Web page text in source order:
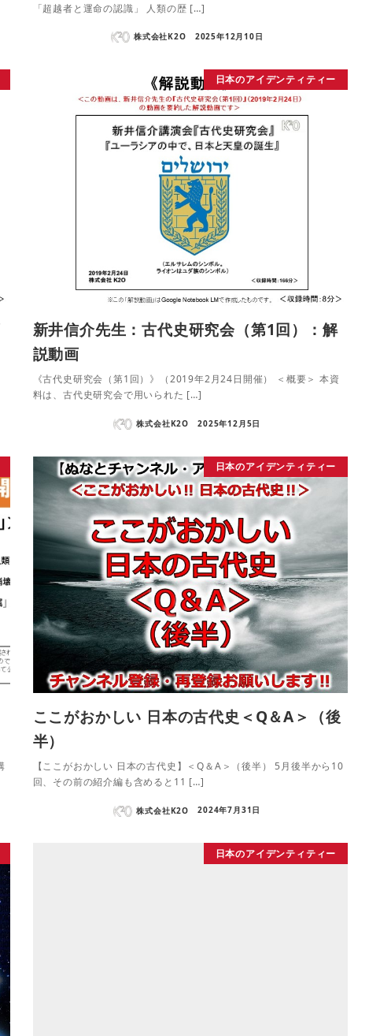
「超越者と運命の認識」 人類の歴 […]
株式会社K2O 2025年12月10日
日本のアイデンティティー
新井信介先生：古代史研究会（第1回）：解
説動画
《古代史研究会（第1回）》（2019年2月24日開催） ＜概要＞ 本資
料は、古代史研究会で用いられた […]
株式会社K2O 2025年12月5日
日本のアイデンティティー
ここがおかしい 日本の古代史＜Q＆A＞（後
半）
【ここがおかしい 日本の古代史】＜Q＆A＞（後半） 5月後半から10
回、その前の紹介編も含めると11 […]
株式会社K2O 2024年7月31日
日本のアイデンティティー